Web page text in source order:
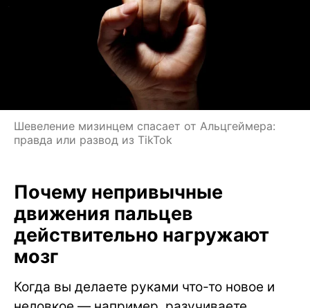
Шевеление мизинцем спасает от Альцгеймера:
правда или развод из TikTok
Почему непривычные
движения пальцев
действительно нагружают
мозг
Когда вы делаете руками что-то новое и